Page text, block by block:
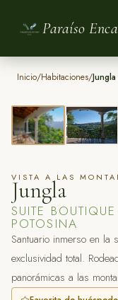
Paraíso
Inicio/Habitaciones/Jungla
SUITE CON SPA
VISTA A LAS
Jungla
SUITE
POTOSINA
Santuario inmerso en la
exclusividad total.
panorámicas a las